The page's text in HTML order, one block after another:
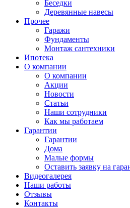
Беседки
Деревянные навесы
Прочее
Гаражи
Фундаменты
Монтаж сантехники
Ипотека
О компании
О компании
Акции
Новости
Статьи
Наши сотрудники
Как мы работаем
Гарантии
Гарантии
Дома
Малые формы
Оставить заявку на
Видеогалерея
Наши работы
Отзывы
Контакты